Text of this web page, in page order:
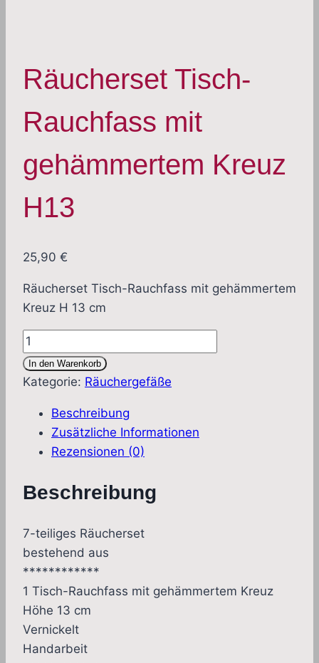
Räucherset Tisch-
Rauchfass mit
gehämmertem Kreuz
H13
25,90 €
Räucherset Tisch-Rauchfass mit gehämmertem
Kreuz H 13 cm
Räucherset
Tisch-
Rauchfass
gehämmertem
Kreuz
H13
In den Warenkorb
Kategorie: Räuchergefäße
Beschreibung
Zusätzliche Informationen
Rezensionen (0)
Beschreibung
7-teiliges Räucherset
bestehend aus
************
1 Tisch-Rauchfass mit gehämmertem Kreuz
Höhe 13 cm
Vernickelt
Handarbeit